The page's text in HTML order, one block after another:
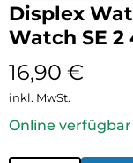
Displex
Watch SE
16,90 €
inkl. MwSt.
Online verfügbar